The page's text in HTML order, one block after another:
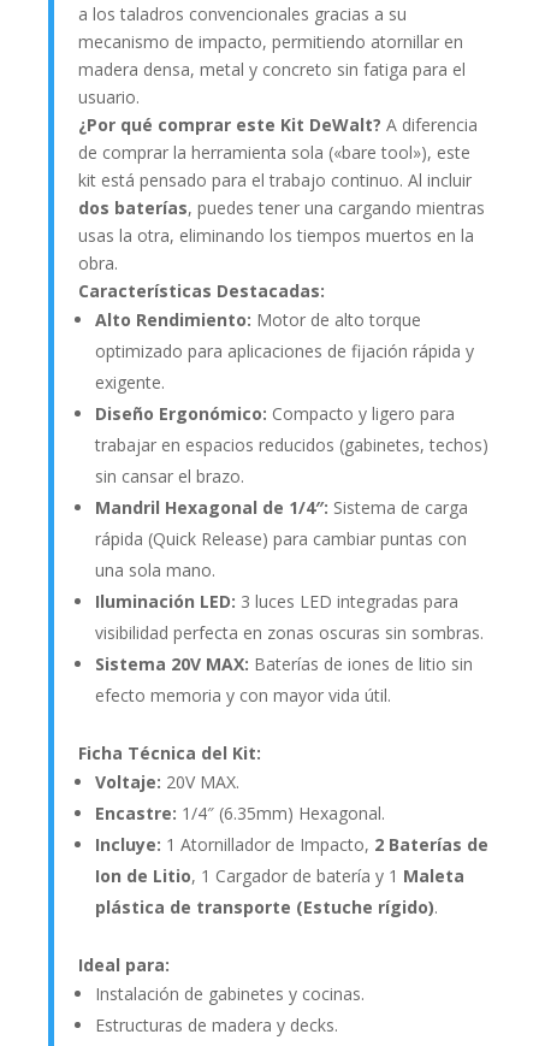
a los taladros convencionales gracias a su
mecanismo de impacto, permitiendo atornillar en
madera densa, metal y concreto sin fatiga para el
usuario.
¿Por qué comprar este Kit DeWalt? A diferencia
de comprar la herramienta sola («bare tool»), este
kit está pensado para el trabajo continuo. Al incluir
dos baterías, puedes tener una cargando mientras
usas la otra, eliminando los tiempos muertos en la
obra.
Características Destacadas:
Alto Rendimiento: Motor de alto torque
optimizado para aplicaciones de fijación rápida y
exigente.
Diseño Ergonómico: Compacto y ligero para
trabajar en espacios reducidos (gabinetes, techos)
sin cansar el brazo.
Mandril Hexagonal de 1/4″: Sistema de carga
rápida (Quick Release) para cambiar puntas con
una sola mano.
Iluminación LED: 3 luces LED integradas para
visibilidad perfecta en zonas oscuras sin sombras.
Sistema 20V MAX: Baterías de iones de litio sin
efecto memoria y con mayor vida útil.
Ficha Técnica del Kit:
Voltaje: 20V MAX.
Encastre: 1/4″ (6.35mm) Hexagonal.
Incluye: 1 Atornillador de Impacto, 2 Baterías de
Ion de Litio, 1 Cargador de batería y 1 Maleta
plástica de transporte (Estuche rígido).
Ideal para:
Instalación de gabinetes y cocinas.
Estructuras de madera y decks.